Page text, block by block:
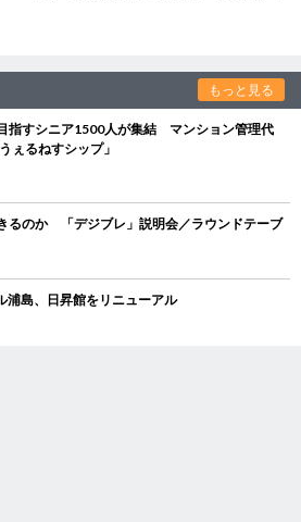
もっと見る
指すシニア1500人が集結 マンション管理代
ぇるねすシップ」
るのか 「デジブレ」説明会／ラウンドテーブ
島、日昇館をリニューアル